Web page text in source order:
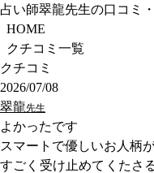
占い師翠龍先生の口コミ
HOME
クチコミ一覧
クチコミ
2026/07/08
翠龍先生
よかったです
スマートで優しいお人柄
すごく受け止めてくたさ